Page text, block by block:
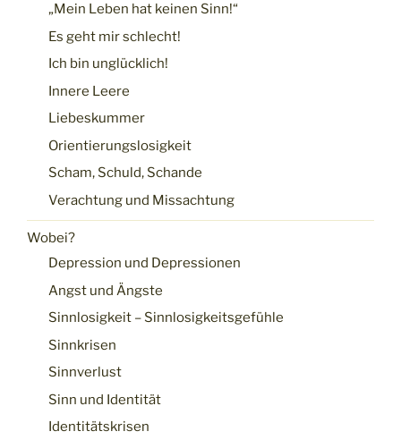
„Mein Leben hat keinen Sinn!“
Es geht mir schlecht!
Ich bin unglücklich!
Innere Leere
Liebeskummer
Orientierungslosigkeit
Scham, Schuld, Schande
Verachtung und Missachtung
Wobei?
Depression und Depressionen
Angst und Ängste
Sinnlosigkeit – Sinnlosigkeitsgefühle
Sinnkrisen
Sinnverlust
Sinn und Identität
Identitätskrisen